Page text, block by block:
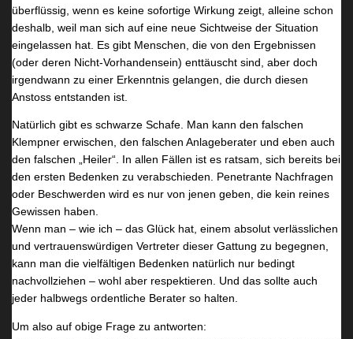
überflüssig, wenn es keine sofortige Wirkung zeigt, alleine schon
deshalb, weil man sich auf eine neue Sichtweise der Situation
eingelassen hat. Es gibt Menschen, die von den Ergebnissen
(oder deren Nicht-Vorhandensein) enttäuscht sind, aber doch
irgendwann zu einer Erkenntnis gelangen, die durch diesen
Anstoss entstanden ist.
Natürlich gibt es schwarze Schafe. Man kann den falschen
Klempner erwischen, den falschen Anlageberater und eben auch
den falschen „Heiler“. In allen Fällen ist es ratsam, sich bereits bei
den ersten Bedenken zu verabschieden. Penetrante Nachfragen
oder Beschwerden wird es nur von jenen geben, die kein reines
Gewissen haben.
Wenn man – wie ich – das Glück hat, einem absolut verlässlichen
und vertrauenswürdigen Vertreter dieser Gattung zu begegnen,
kann man die vielfältigen Bedenken natürlich nur bedingt
nachvollziehen – wohl aber respektieren. Und das sollte auch
jeder halbwegs ordentliche Berater so halten.
Um also auf obige Frage zu antworten: